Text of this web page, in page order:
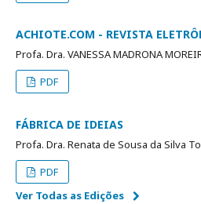
ACHIOTE.COM - REVISTA
Profa. Dra. VANESSA MADRONA
PDF
FÁBRICA DE IDEIAS
Profa. Dra. Renata de Sousa da Silva
PDF
Ver Todas as Edições